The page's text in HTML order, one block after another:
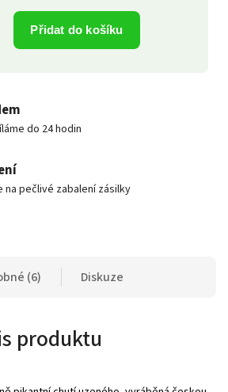
Přidat do košíku
do 24 hodin
na pečlivé zabalení zásilky
(6) Diskuze
produktu